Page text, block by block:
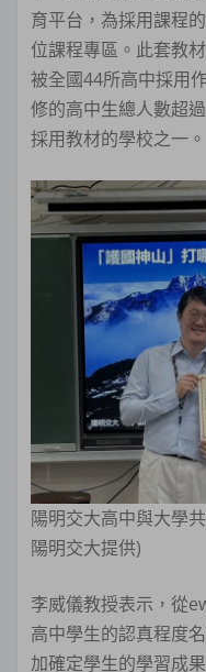
育平台，為採用課程
位課程專區。此套教
被全國44所高中採用
修的高中生總人數超
採用教材的學校之一。
陽明交大高中與大學
陽明交大提供)
李威儀教授表示，從
高中學生的認真程度
加確定學生的學習成